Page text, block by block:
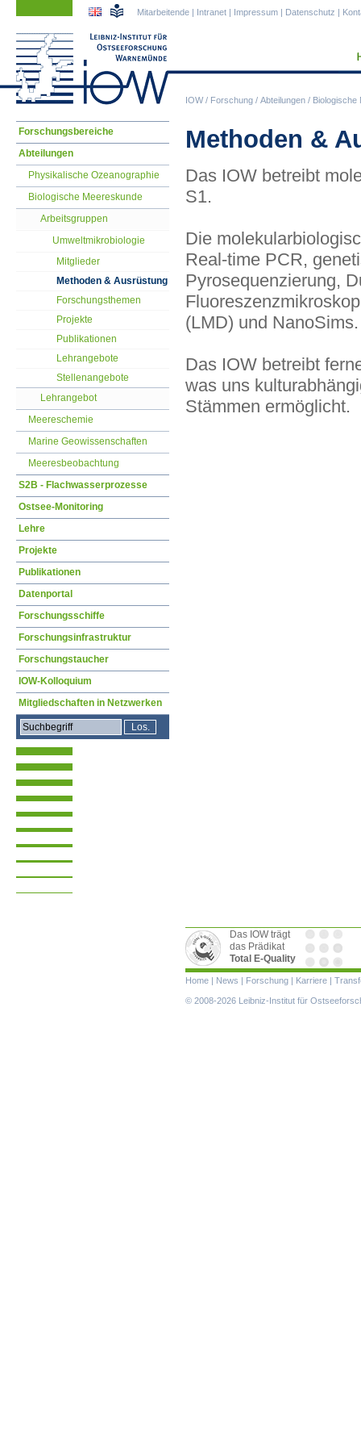
IOW/ Forschung / Abteilungen / Biologische
Mitarbeitende | Intranet | Impressum | Datenschutz |
Methoden &
Das IOW betreibt
S1.
Die
Real-time PCR,
Pyrosequenzierung,
(LMD) und NanoSims.
Das IOW betreibt
was uns
Stämmen ermöglicht.
Navigation
überspringen
Forschungsbereiche
Abteilungen
Physikalische Ozeanographie
Biologische Meereskunde
Arbeitsgruppen
Umweltmikrobiologie
Mitglieder
Methoden & Ausrüstung
Forschungsthemen
Projekte
Publikationen
Lehrangebote
Stellenangebote
Lehrangebot
Meereschemie
Marine Geowissenschaften
Meeresbeobachtung
S2B - Flachwasserprozesse
Ostsee-Monitoring
Lehre
Projekte
Publikationen
Datenportal
Forschungsschiffe
Forschungsinfrastruktur
Forschungstaucher
IOW-Kolloquium
Mitgliedschaften in Netzwerken
Das IOW trägt
das Prädikat
Total E-Quality
Navigation
überspringen
Home | News | Forschung | Karriere |
© 2008-2026 Leibniz-Institut für